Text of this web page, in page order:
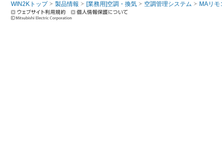
WIN2Kトップ 製品情報 [業務用]空調・換気 空調管理システム MAリモ